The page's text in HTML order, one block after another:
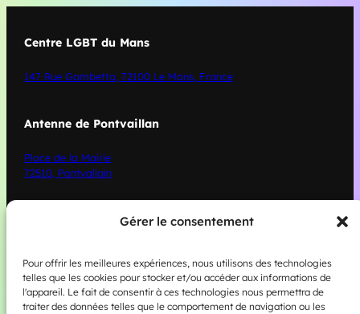
Gérer le consentement
Pour offrir les meilleures expériences, nous utilisons des technologies
telles que les cookies pour stocker et/ou accéder aux informations de
l'appareil. Le fait de consentir à ces technologies nous permettra de
traiter des données telles que le comportement de navigation ou les
Centre LGBT du Mans
147 Rue Gambetta, 72100 Le Mans, France
Antenne de Pontvaillan
Place de la Mairie
72510, Pontvallain
Nos actions
Nous contacter